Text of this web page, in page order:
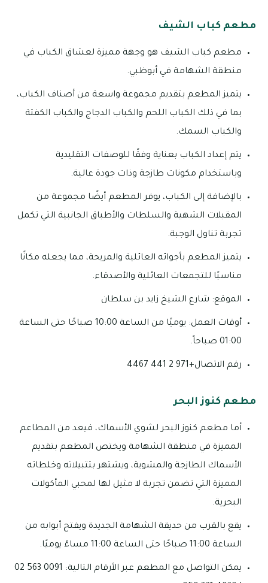
مطعم كباب الشيف
مطعم كباب الشيف هو وجهة مميزة لعشاق الكباب في
منطقة الشهامة في أبوظبي.
يتميز المطعم بتقديم مجموعة واسعة من أصناف الكباب،
بما في ذلك الكباب اللحم والكباب الدجاج والكباب الكفتة
والكباب السمك.
يتم إعداد الكباب بعناية وفقًا للوصفات التقليدية
وباستخدام مكونات طازجة وذات جودة عالية.
بالإضافة إلى الكباب، يوفر المطعم أيضًا مجموعة من
المقبلات الشهية والسلطات والأطباق الجانبية التي تكمل
تجربة تناول الوجبة.
يتميز المطعم بأجوائه العائلية والمريحة، مما يجعله مكانًا
مناسبًا للتجمعات العائلية والأصدقاء.
الموقع: شارع الشيخ زايد بن سلطان
أوقات العمل: يوميًا من الساعة 10:00 صباحًا حتى الساعة
01:00 صباحاً.
رقم الاتصال+971 2 441 4467
مطعم كنوز البحر
أما مطعم كنوز البحر لشوي الأسماك، فيعد من المطاعم
المميزة في منطقة الشهامة ويختص المطعم بتقديم
الأسماك الطازجة والمشوية، ويشتهر بتتبيلاته وخلطاته
المميزة التي تضمن تجربة لا مثيل لها لمحبي المأكولات
البحرية.
يقع بالقرب من حديقة الشهامة الجديدة ويفتح أبوابه من
الساعة 11:00 صباحًا حتى الساعة 11:00 مساءً يوميًا.
يمكن التواصل مع المطعم عبر الأرقام التالية: 0091 563 02